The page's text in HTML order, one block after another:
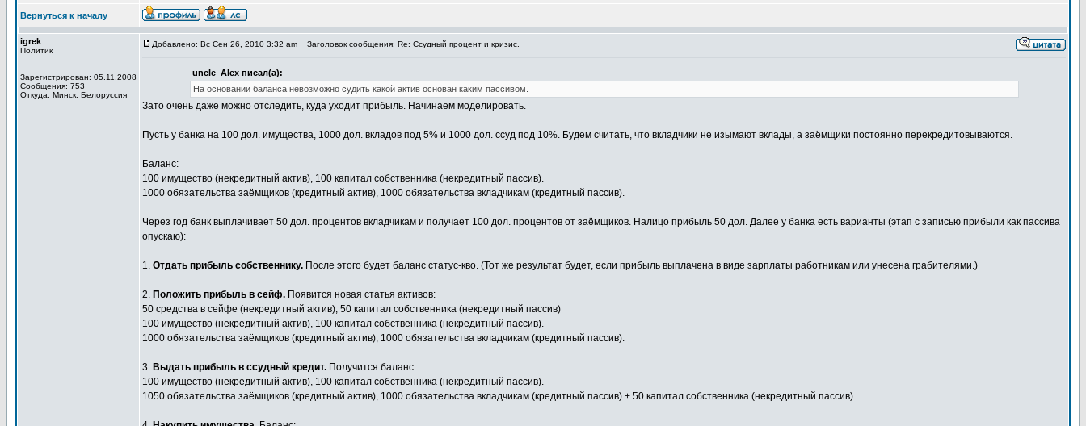
Вернуться к началу
igrek
Политик
Зарегистрирован: 05.11.2008
Сообщения: 753
Откуда: Минск, Белоруссия
Добавлено: Вс Сен 26, 2010 3:32 am Заголовок сообщения: Re: Ссудный процент и кризис.
uncle_Alex писал(а):
На основании баланса невозможно судить какой актив основан каким пассивом.
Зато очень даже можно отследить, куда уходит прибыль. Начинаем моделировать.
Пусть у банка на 100 дол. имущества, 1000 дол. вкладов под 5% и 1000 дол. ссуд под 10%. Будем считать, что вкладчики не изымают вклады, а заёмщики постоянно перекредитовываются.
Баланс:
100 имущество (некредитный актив), 100 капитал собственника (некредитный пассив).
1000 обязательства заёмщиков (кредитный актив), 1000 обязательства вкладчикам (кредитный пассив).
Через год банк выплачивает 50 дол. процентов вкладчикам и получает 100 дол. процентов от заёмщиков. Налицо прибыль 50 дол. Далее у банка есть варианты (этап с записью прибыли как пассива
опускаю):
1. Отдать прибыль собственнику. После этого будет баланс статус-кво. (Тот же результат будет, если прибыль выплачена в виде зарплаты работникам или унесена грабителями.)
2. Положить прибыль в сейф. Появится новая статья активов:
50 средства в сейфе (некредитный актив), 50 капитал собственника (некредитный пассив)
100 имущество (некредитный актив), 100 капитал собственника (некредитный пассив).
1000 обязательства заёмщиков (кредитный актив), 1000 обязательства вкладчикам (кредитный пассив).
3. Выдать прибыль в ссудный кредит. Получится баланс:
100 имущество (некредитный актив), 100 капитал собственника (некредитный пассив).
1050 обязательства заёмщиков (кредитный актив), 1000 обязательства вкладчикам (кредитный пассив) + 50 капитал собственника (некредитный пассив)